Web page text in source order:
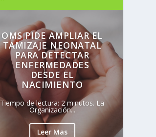
OMS PIDE AMPLIAR EL
TAMIZAJE NEONATAL
PARA DETECTAR
ENFERMEDADES
DESDE EL
NACIMIENTO
Tiempo de lectura: 2 minutos. La
Organización...
Leer Mas